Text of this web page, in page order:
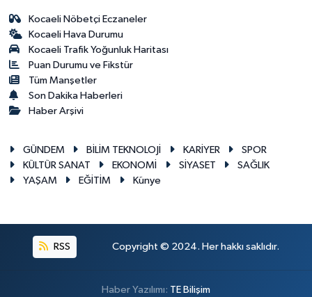
Kocaeli Nöbetçi Eczaneler
Kocaeli Hava Durumu
Kocaeli Trafik Yoğunluk Haritası
Puan Durumu ve Fikstür
Tüm Manşetler
Son Dakika Haberleri
Haber Arşivi
GÜNDEM BİLİM TEKNOLOJİ KARİYER
SPOR
KÜLTÜR SANAT
EKONOMİ SİYASET
SAĞLIK
YAŞAM
EĞİTİM Künye
RSS Copyright © 2024. Her hakkı saklıdır.
Haber Yazılımı: TE Bilişim